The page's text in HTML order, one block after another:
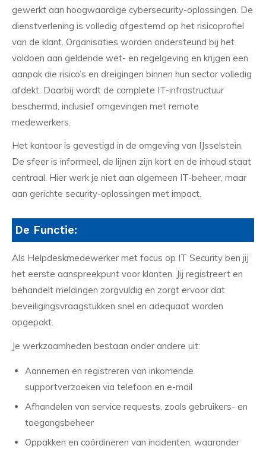
gewerkt aan hoogwaardige cybersecurity-oplossingen. De
dienstverlening is volledig afgestemd op het risicoprofiel
van de klant. Organisaties worden ondersteund bij het
voldoen aan geldende wet- en regelgeving en krijgen een
aanpak die risico’s en dreigingen binnen hun sector volledig
afdekt. Daarbij wordt de complete IT-infrastructuur
beschermd, inclusief omgevingen met remote
medewerkers.
Het kantoor is gevestigd in de omgeving van IJsselstein.
De sfeer is informeel, de lijnen zijn kort en de inhoud staat
centraal. Hier werk je niet aan algemeen IT-beheer, maar
aan gerichte security-oplossingen met impact.
De Functie:
Als Helpdeskmedewerker met focus op IT Security ben jij
het eerste aanspreekpunt voor klanten. Jij registreert en
behandelt meldingen zorgvuldig en zorgt ervoor dat
beveiligingsvraagstukken snel en adequaat worden
opgepakt.
Je werkzaamheden bestaan onder andere uit:
Aannemen en registreren van inkomende
supportverzoeken via telefoon en e-mail
Afhandelen van service requests, zoals gebruikers- en
toegangsbeheer
Oppakken en coördineren van incidenten, waaronder